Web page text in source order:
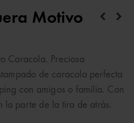
Motivo
Caracola. Preciosa
de caracola perfecta
con amigos o familia. Con
la parte de la tira de atrás.